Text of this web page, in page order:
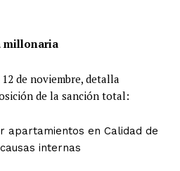
millonaria
de noviembre, detalla
de la sanción total:
apartamientos en Calidad de
internas